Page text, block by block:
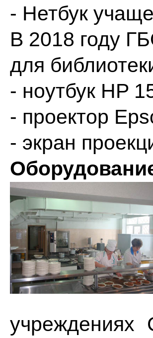
- Нетбук
В 2018 году
для
- ноутбук HP
- проектор
- экран
учреждениях